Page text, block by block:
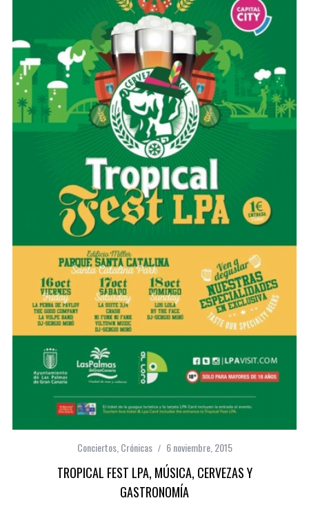
Conciertos,Crónicas 6 noviembre, 2015
TROPICAL FEST LPA, MÚSICA, CERVEZAS Y
GASTRONOMÍA